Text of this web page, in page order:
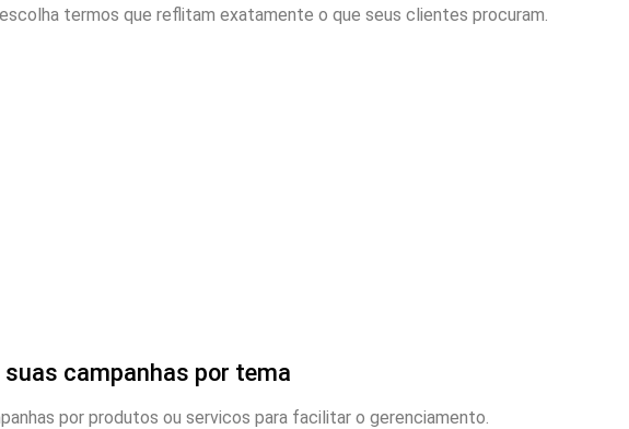
termos que reflitam exatamente o que seus clientes procuram.
suas campanhas por tema
por produtos ou servicos para facilitar o gerenciamento.